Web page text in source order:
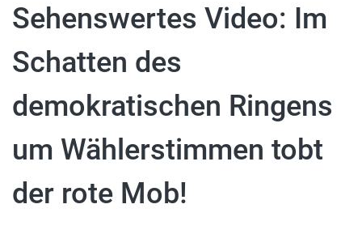
Sehenswertes Video: Im
Schatten des
demokratischen Ringens
um Wählerstimmen tobt
der rote Mob!